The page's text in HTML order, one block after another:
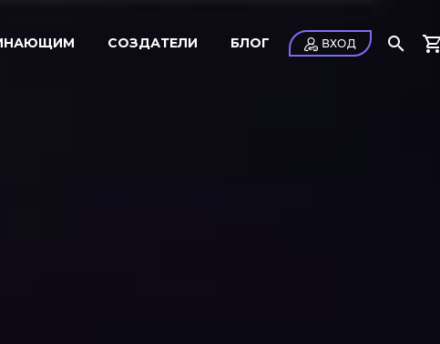
СОЗДАТЕЛИ БЛОГ